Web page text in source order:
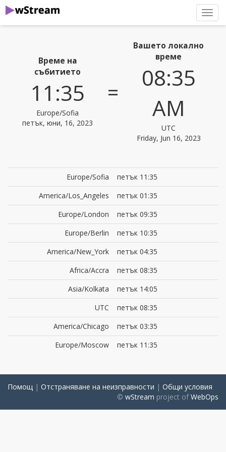
Време на
събитието
11:35
Europe/Sofia
петък, юни, 16, 2023
=
Вашето локално
време
08:35
AM
UTC
Friday, Jun 16, 2023
Europe/Sofia
петък 11:35
America/Los_Angeles
петък 01:35
Europe/London
петък 09:35
Europe/Berlin
петък 10:35
America/New_York
петък 04:35
Africa/Accra
петък 08:35
Asia/Kolkata
петък 14:05
UTC
петък 08:35
America/Chicago
петък 03:35
Europe/Moscow
петък 11:35
Помощ | Отстраняване на неизправности | Общи условия
© wStream project ofWebOps